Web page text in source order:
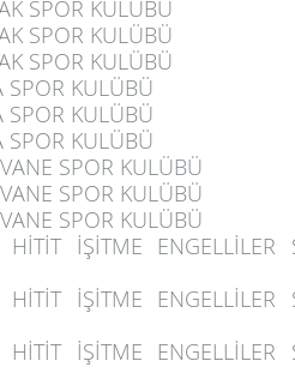
SPOR KULÜBÜ
SPOR KULÜBÜ
SPOR KULÜBÜ
SPOR KULÜBÜ
SPOR KULÜBÜ
SPOR KULÜBÜ
SPOR KULÜBÜ
SPOR KULÜBÜ
SPOR KULÜBÜ
HİTİT İŞİTME ENGELLİLER
HİTİT İŞİTME ENGELLİLER
HİTİT İŞİTME ENGELLİLER